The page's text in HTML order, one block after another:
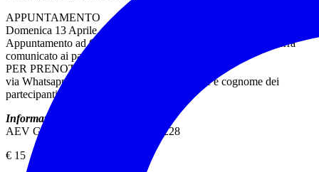
APPUNTAMENTO
Domenica 13 Aprile, ore 9.30
Appuntamento ad Ovindoli, ingresso paese. Luogo preciso verrà
comunicato ai partecipanti.
PER PRENOTARE
via Whatsapp 333-9652228/ indicando nome e cognome dei
partecipanti, n° tessera Federtrek
Informazioni e contatti
AEV Giulia Giuliani Tel 333-9652228
€ 15